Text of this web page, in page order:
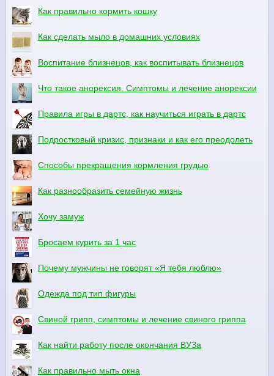
Как правильно кормить кошку
Как сделать мыло в домашних условиях
Воспитание близнецов, как воспитывать близнецов
Что такое анорексия. Симптомы и лечение анорексии
Правила игры в дартс, как научиться играть в дартс
Подростковый кризис, признаки и как его преодолеть
Способы прекращения кормления грудью
Как разнообразить семейную жизнь
Хочу замуж
Бросаем курить за 1 час
Почему мужчины не говорят «Я тебя люблю»
Одежда под тип фигуры
Свиной грипп, симптомы и лечение свиного гриппа
Как найти работу после окончания ВУЗа
Как правильно мыть окна